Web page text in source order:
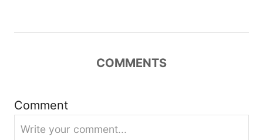
s
a
v
COMMENTS
Comment